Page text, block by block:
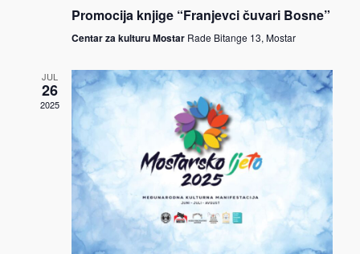
Promocija knjige “Franjevci čuvari Bosne”
Centar za kulturu Mostar Rade Bitange 13, Mostar
JUL
26
2025